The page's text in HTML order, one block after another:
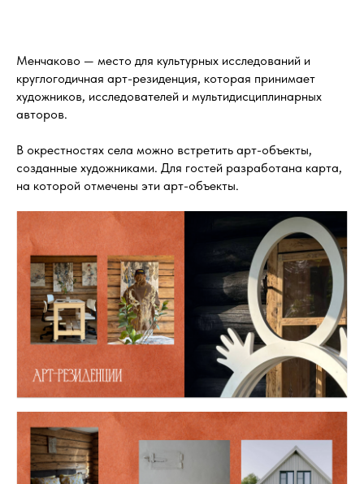
Менчаково — место для культурных исследований и
круглогодичная арт-резиденция, которая принимает
художников, исследователей и мультидисциплинарных
авторов.
В окрестностях села можно встретить арт-объекты,
созданные художниками. Для гостей разработана карта,
на которой отмечены эти арт-объекты.